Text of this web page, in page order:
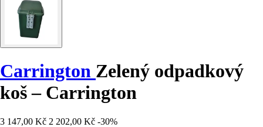
Carrington Zelený odpadkový
koš – Carrington
3 147,00 Kč 2 202,00 Kč -30%